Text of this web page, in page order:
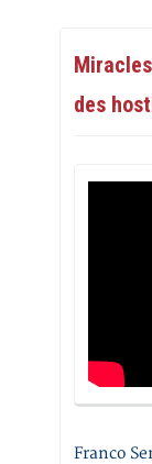
des
Franco